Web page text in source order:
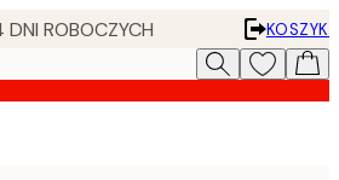
ROBOCZYCH
KOSZYK